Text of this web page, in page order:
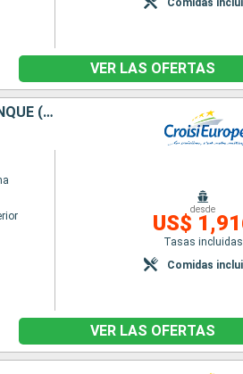
VER LAS OFERTAS
DE PORTO VERS L'ESPAGNE, LA VALLÉE DU DOURO (PORTUGAL) ET SALAMANQUE (ESPAGNE)
desde
US$
Tasas incluidas
Comidas
VER LAS OFERTAS